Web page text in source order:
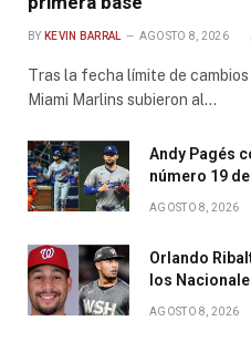
BY KEVIN BARRAL AGOSTO 8, 2026
Tras la fecha límite de
Miami Marlins subieron al…
Andy Pagés
número 19
AGOSTO 8, 2026
Orlando
los
AGOSTO 8, 2026